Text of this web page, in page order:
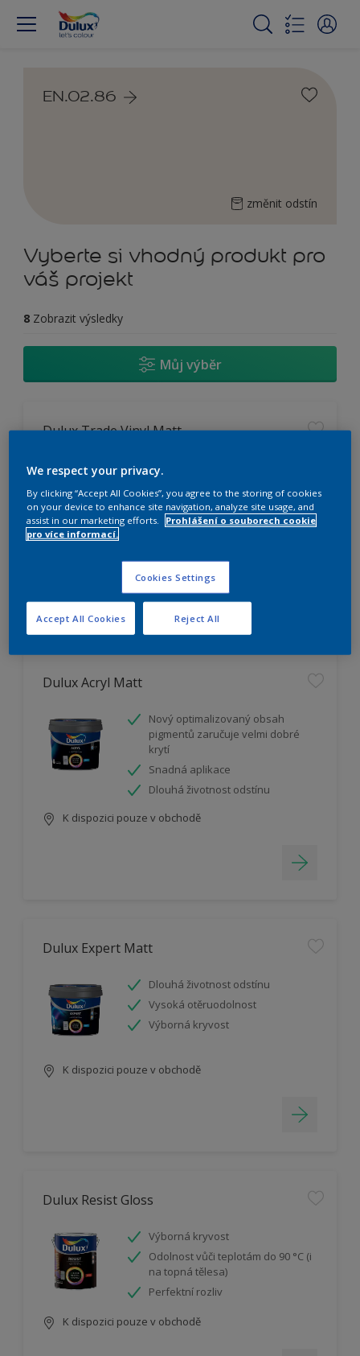
EN.02.86
změnit odstín
Vyberte si vhodný produkt pro
váš projekt
8 Zobrazit výsledky
Můj výběr
Dulux Trade Vinyl Matt
Omyvatelný
Vysoká otěruodolnost
Extrémní vydatnost
Dulux Acryl Matt
Nový optimalizovaný obsah
pigmentů zaručuje velmi dobré
krytí
Snadná aplikace
Dlouhá životnost odstínu
K dispozici pouze v obchodě
Dulux Expert Matt
Dlouhá životnost odstínu
Vysoká otěruodolnost
Výborná kryvost
K dispozici pouze v obchodě
Dulux Resist Gloss
Výborná kryvost
Odolnost vůči teplotám do 90 °C (i
na topná tělesa)
Perfektní rozliv
K dispozici pouze v obchodě
We respect your privacy.
By clicking “Accept All Cookies”, you agree to the storing of cookies
on your device to enhance site navigation, analyze site usage, and
assist in our marketing efforts.
Prohlášení o souborech cookie
pro více informací.
Cookies Settings
Reject All
Accept All Cookies